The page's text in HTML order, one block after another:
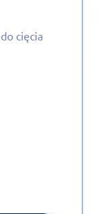
cięcia